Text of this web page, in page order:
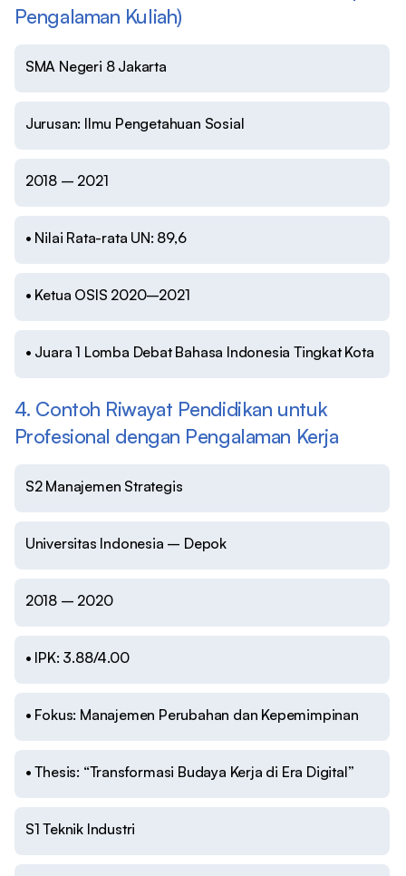
Pengalaman Kuliah)
SMA Negeri 8 Jakarta
Jurusan: Ilmu Pengetahuan Sosial
2018 – 2021
• Nilai Rata-rata UN: 89,6
• Ketua OSIS 2020–2021
• Juara 1 Lomba Debat Bahasa Indonesia Tingkat Kota
4. Contoh Riwayat Pendidikan untuk
Profesional dengan Pengalaman Kerja
S2 Manajemen Strategis
Universitas Indonesia – Depok
2018 – 2020
• IPK: 3.88/4.00
• Fokus: Manajemen Perubahan dan Kepemimpinan
• Thesis: “Transformasi Budaya Kerja di Era Digital”
S1 Teknik Industri